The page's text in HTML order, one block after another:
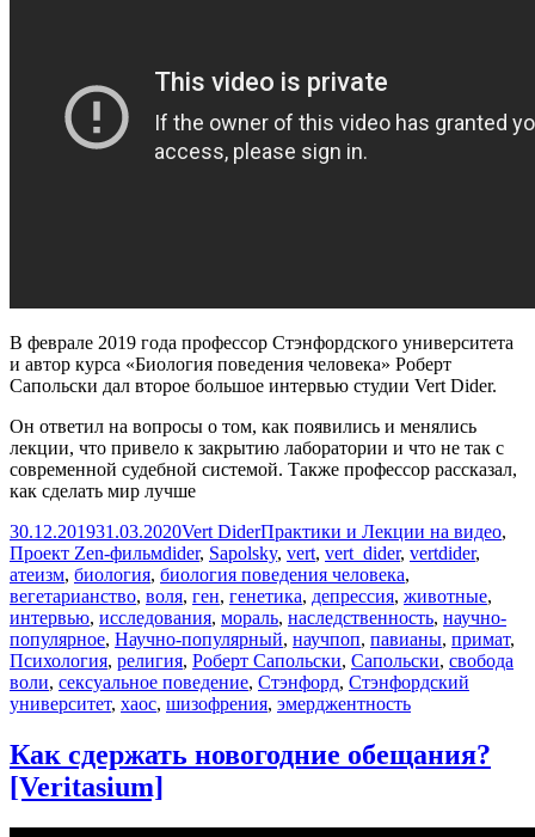
В феврале 2019 года профессор Стэнфордского университета
и автор курса «Биология поведения человека» Роберт
Сапольски дал второе большое интервью студии Vert Dider.
Он ответил на вопросы о том, как появились и менялись
лекции, что привело к закрытию лаборатории и что не так с
современной судебной системой. Также профессор рассказал,
как сделать мир лучше
Опубликовано
30.12.201931.03.2020Автор
Vert DiderРубрики
Практики и Лекции на видео,
Проект Zen-фильмМетки
dider, Sapolsky, vert, vert_dider, vertdider,
атеизм, биология, биология поведения человека,
вегетарианство, воля, ген, генетика, депрессия, животные,
интервью, исследования, мораль, наследственность, научно-
популярное, Научно-популярный, научпоп, павианы, примат,
Психология, религия, Роберт Сапольски, Сапольски, свобода
воли, сексуальное поведение, Стэнфорд, Стэнфордский
университет, хаос, шизофрения, эмерджентность
Как сдержать новогодние обещания?
[Veritasium]